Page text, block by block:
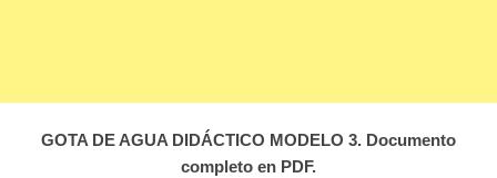
GOTA DE AGUA DIDÁCTICO MODELO 3. Documento
completo en PDF.